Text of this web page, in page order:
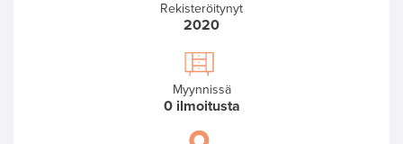
Rekisteröitynyt
2020
Myynnissä
0 ilmoitusta